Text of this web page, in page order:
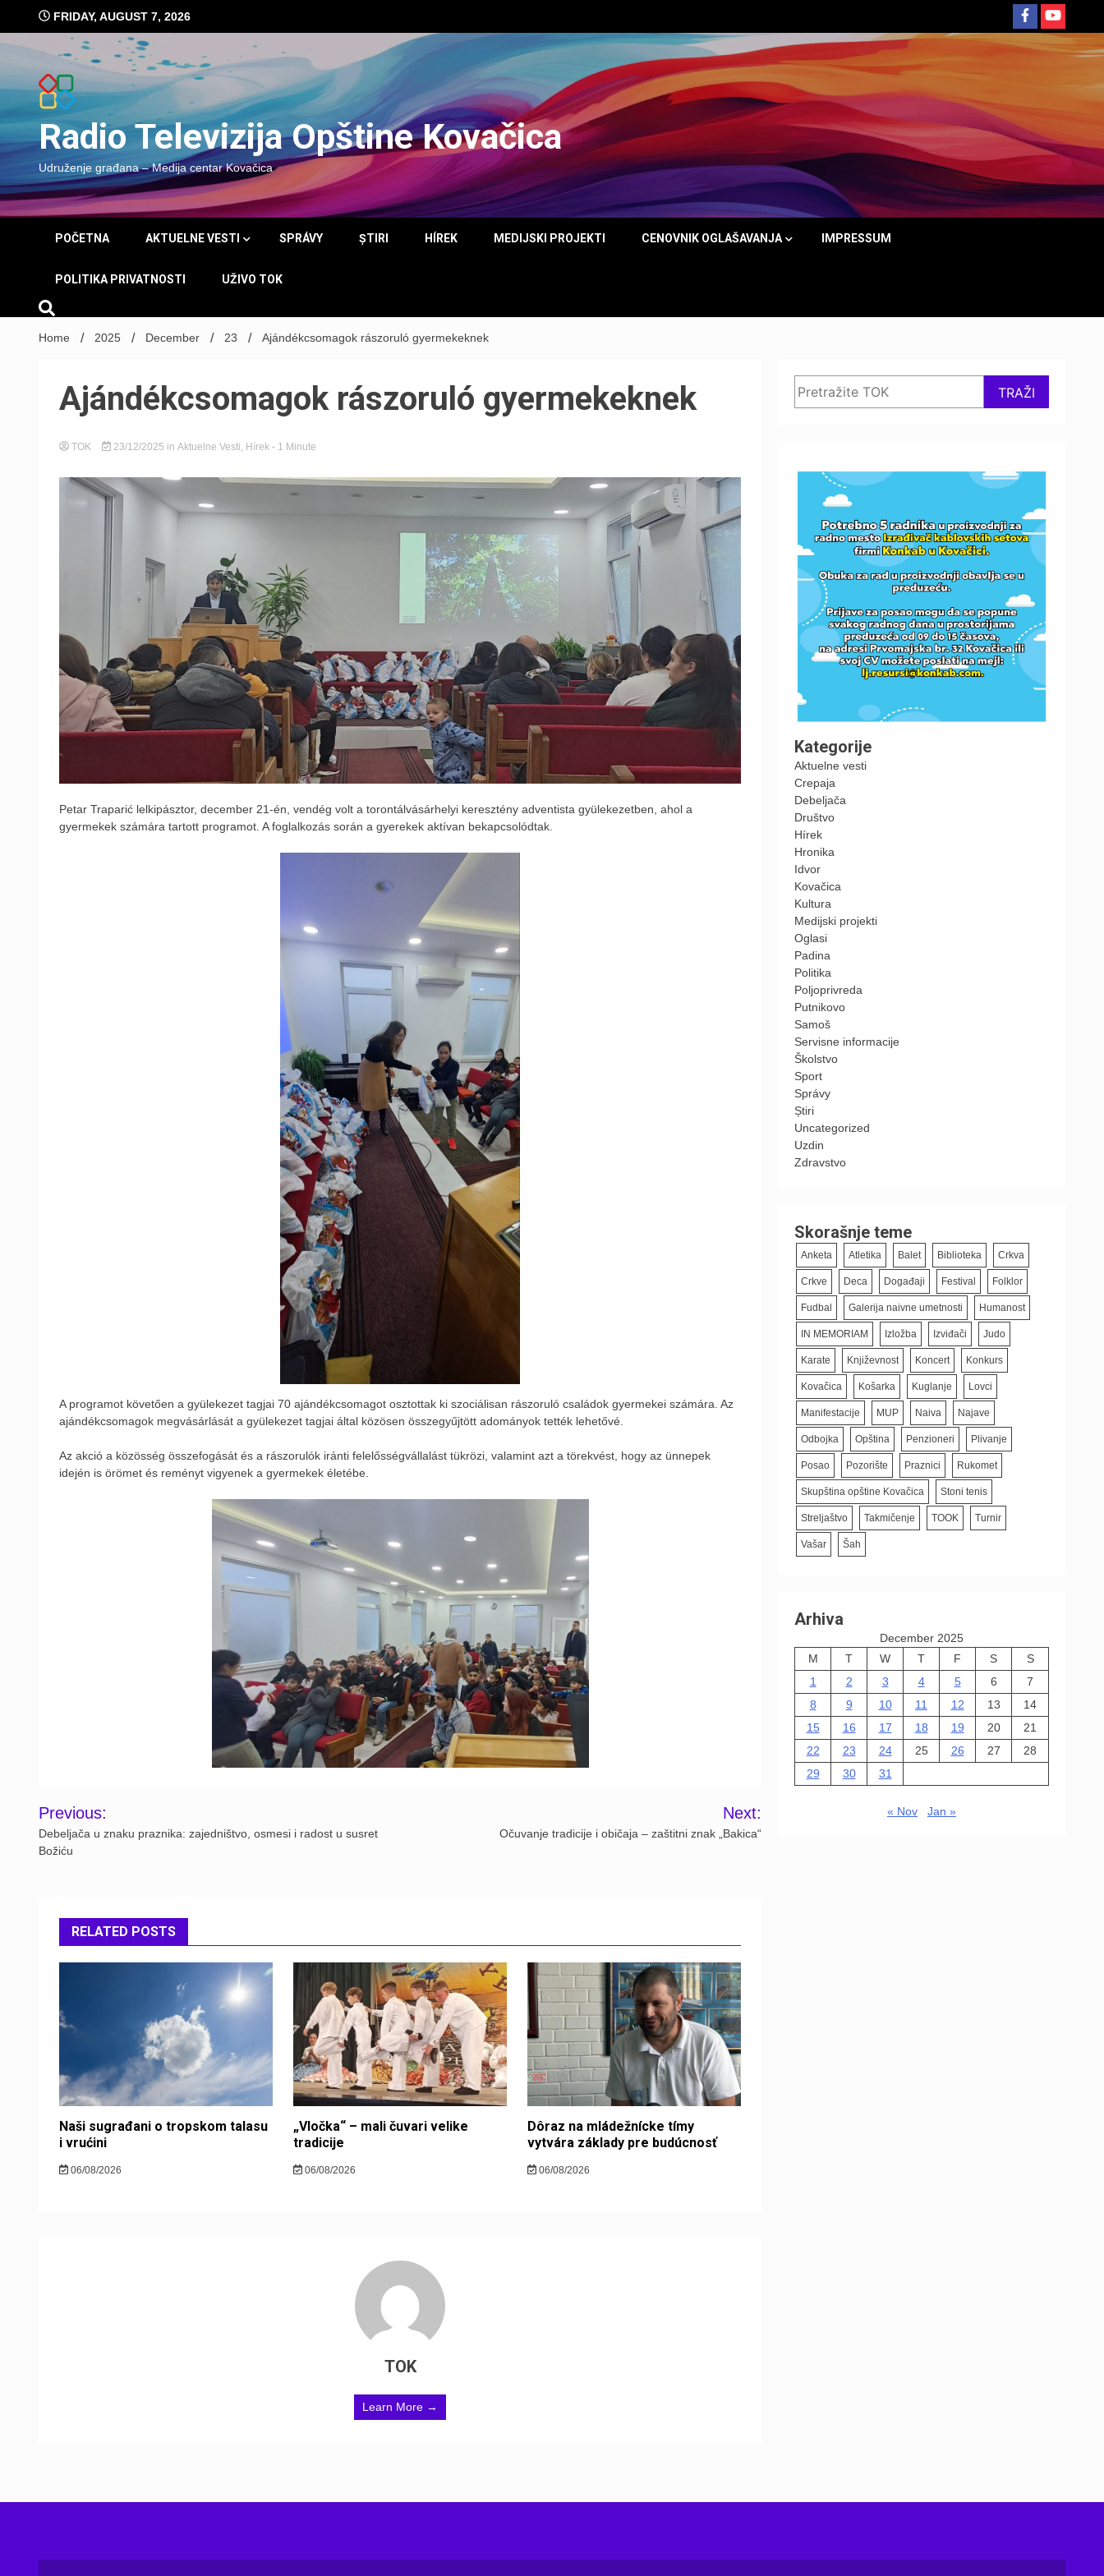
content
FRIDAY, AUGUST 7, 2026
Radio Televizija Opštine Kovačica
Udruženje građana – Medija centar Kovačica
POČETNA AKTUELNE VESTI SPRÁVY ȘTIRI HÍREK MEDIJSKI PROJEKTI CENOVNIK OGLAŠAVANJA IMPRESSUM
POLITIKA PRIVATNOSTI UŽIVO TOK
Home 2025 December 23 Ajándékcsomagok rászoruló gyermekeknek
Ajándékcsomagok rászoruló gyermekeknek
TOK 23/12/2025 in Aktuelne Vesti Hírek - 1 Minute
Petar Traparić lelkipásztor, december 21-én, vendég volt a torontálvásárhelyi keresztény adventista gyülekezetben, ahol a
gyermekek számára tartott programot. A foglalkozás során a gyerekek aktívan bekapcsolódtak.
A programot követően a gyülekezet tagjai 70 ajándékcsomagot osztottak ki szociálisan rászoruló családok gyermekei számára. Az
ajándékcsomagok megvásárlását a gyülekezet tagjai által közösen összegyűjtött adományok tették lehetővé.
Az akció a közösség összefogását és a rászorulók iránti felelősségvállalást tükrözi, valamint azt a törekvést, hogy az ünnepek
idején is örömet és reményt vigyenek a gyermekek életébe.
Post
navigation
Previous:
Debeljača u znaku praznika: zajedništvo, osmesi i radost u susret
Božiću
Next:
Očuvanje tradicije i običaja – zaštitni znak „Bakica“
RELATED POSTS
Naši sugrađani o tropskom talasu
i vrućini
06/08/2026
„Vločka“ – mali čuvari velike
tradicije
06/08/2026
Dôraz na mládežnícke tímy
vytvára základy pre budúcnosť
06/08/2026
TOK
Learn More →
TRAŽI
Kategorije
Aktuelne vesti
Crepaja
Debeljača
Društvo
Hírek
Hronika
Idvor
Kovačica
Kultura
Medijski projekti
Oglasi
Padina
Politika
Poljoprivreda
Putnikovo
Samoš
Servisne informacije
Školstvo
Sport
Správy
Știri
Uncategorized
Uzdin
Zdravstvo
Skorašnje teme
Anketa Atletika Balet Biblioteka Crkva
Crkve Deca Događaji Festival Folklor
Fudbal Galerija naivne umetnosti Humanost
IN MEMORIAM Izložba Izviđači Judo
Karate Književnost Koncert Konkurs
Kovačica Košarka Kuglanje Lovci
Manifestacije MUP Naiva Najave
Odbojka Opština Penzioneri Plivanje
Posao Pozorište Praznici Rukomet
Skupština opštine Kovačica Stoni tenis
Streljaštvo Takmičenje TOOK Turnir
Vašar Šah
Arhiva
December 2025
M
T W T F S
S
1
2 3 4 5 6
7
8
9 10 11 12 13
14
15
16 17 18 19 20
21
22
23 24 25 26 27
28
29
30 31
« Nov Jan »